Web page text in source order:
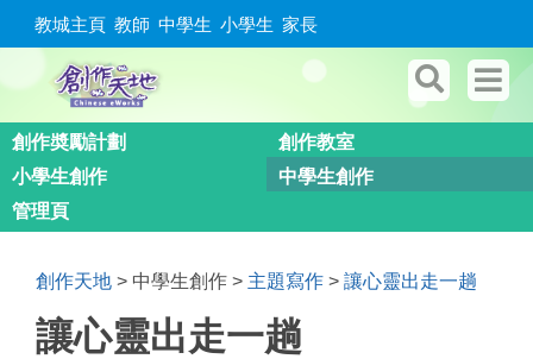
教城主頁 教師 中學生 小學生 家長
創作奬勵計劃
創作教室
小學生創作
中學生創作
管理頁
創作天地 > 中學生創作 > 主題寫作 > 讓心靈出走一趟
讓心靈出走一趟